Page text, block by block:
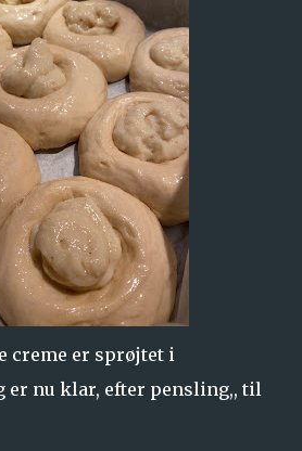
creme er sprøjtet i
er nu klar, efter pensling,, til